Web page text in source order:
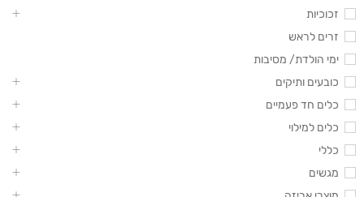
זכוכיות
זרים לראש
ימי הולדת/ מסיבות
כובעים ותיקים
כלים חד פעמיים
כלים למילוי
כללי
מגשים